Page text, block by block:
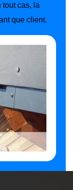
tout cas, la
que client.